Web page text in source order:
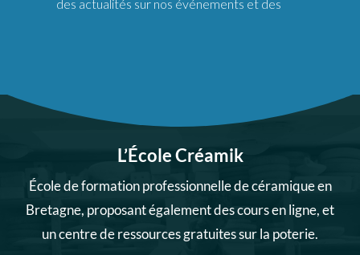
L’École Créamik
École de formation professionnelle de céramique en
Bretagne, proposant également des cours en ligne, et
un centre de ressources gratuites sur la poterie.